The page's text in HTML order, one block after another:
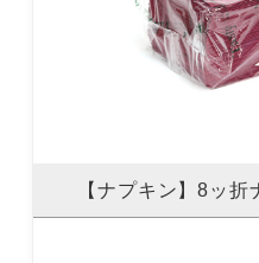
【ナプキン】8ッ